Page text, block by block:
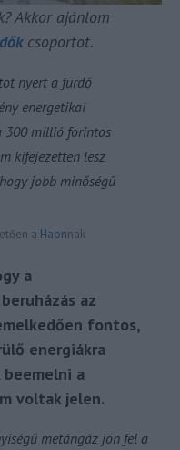
Akkor ajánlom
csoportot.
nyert a fürdő
energetikai
300 millió forintos
kifejezetten lesz
jobb minőségű
a Haonnak
a
az
fontos,
energiákra
a
voltak jelen.
metángáz jön fel a